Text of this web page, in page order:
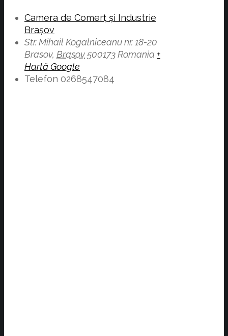
Camera de Comerț și Industrie
Brașov
Str. Mihail Kogalniceanu nr. 18-20
Brasov, Brasov500173Romania +
Hartă Google
Telefon 0268547084